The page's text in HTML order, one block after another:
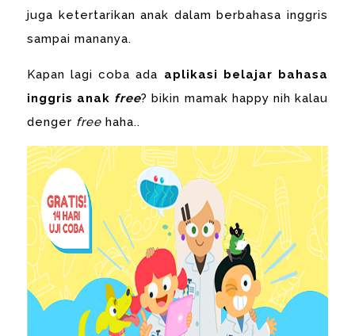
juga ketertarikan anak dalam berbahasa inggris
sampai mananya.
Kapan lagi coba ada aplikasi belajar bahasa
inggris anak free? bikin mamak happy nih kalau
denger free haha..